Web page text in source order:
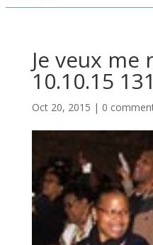
Je veux me
10.10.15
Oct 20, 2015 | 0